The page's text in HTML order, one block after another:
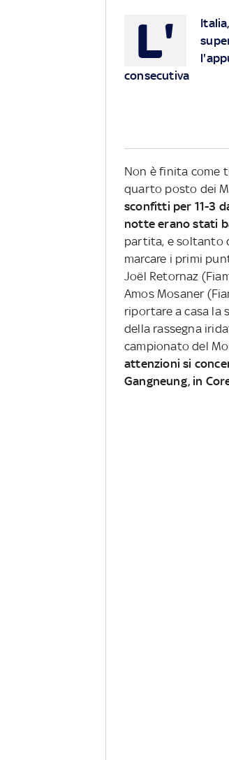
L'
consecutiva
Non è finita come
quarto posto dei
sconfitti per 11-3
notte erano stati
partita, e soltanto
marcare i primi
Joël Retornaz
Amos Mosaner
riportare a casa la
della rassegna
campionato del
attenzioni si
Gangneung, in